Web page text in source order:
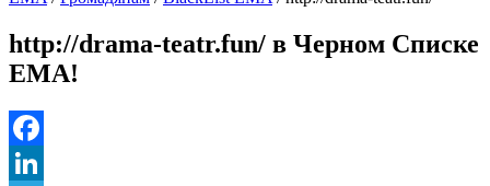
http://drama-teatr.fun/ в Черном Списке
ЕМА!
Facebook